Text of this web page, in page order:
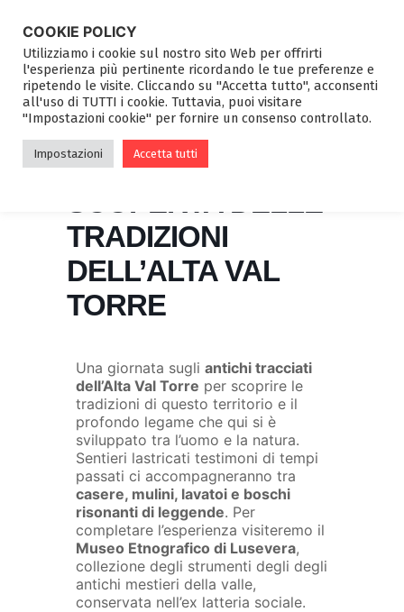
ESCURSIONE
GUIDATA – ALLA
TRADIZIONI
DELL’ALTA VAL
TORRE
Una giornata sugli antichi tracciati
dell’Alta Val Torre per scoprire le
tradizioni di questo territorio e il
profondo legame che qui si è
sviluppato tra l’uomo e la natura.
Sentieri lastricati testimoni di tempi
passati ci accompagneranno tra
casere, mulini, lavatoi e boschi
risonanti di leggende. Per
completare l’esperienza visiteremo il
Museo Etnografico di Lusevera,
collezione degli strumenti degli degli
antichi mestieri della valle,
conservata nell’ex latteria sociale.
COOKIE POLICY
Utilizziamo i cookie sul nostro sito Web per offrirti
l'esperienza più pertinente ricordando le tue preferenze e
ripetendo le visite. Cliccando su "Accetta tutto", acconsenti
all'uso di TUTTI i cookie. Tuttavia, puoi visitare
"Impostazioni cookie" per fornire un consenso controllato.
Impostazioni Accetta tutti